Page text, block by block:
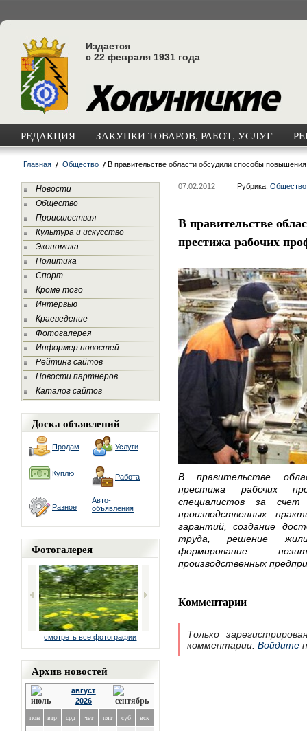
Издается
с 22 февраля 1931 года
РЕДАКЦИЯ ЗАКУПКИ ТОВАРОВ, РАБОТ, УСЛУГ
Главная Общество В правительстве области обсудили способы
Новости
Общество
Происшествия
Культура и искусство
Экономика
Политика
Спорт
Кроме того
Интервью
Краеведение
Фотогалерея
Информер новостей
Рейтинг сайтов
Новости партнеров
Каталог сайтов
Доска объявлений
Продам Услуги
Куплю Работа
Разное
Авто-
объявления
Фотогалерея
смотреть все фотографии
Архив новостей
август
2026
пон втр срд чет пят суб вск
07.02.2012 Рубрика: Общество
В правительстве
престижа рабочих
В правительстве
престижа рабочих
специалистов за счет
производственных
гарантий, создание
труда, решение
формирование
производственных
Комментарии
Только
комментарии. Войдите